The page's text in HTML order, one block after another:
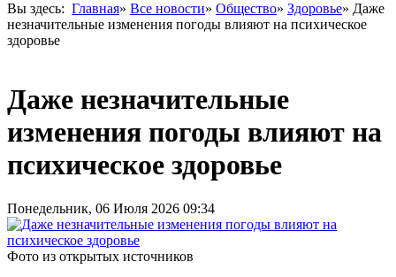
Вы здесь: Главная» Все новости» Общество» Здоровье» Даже
незначительные изменения погоды влияют на психическое
здоровье
Даже незначительные
изменения погоды влияют на
психическое здоровье
Понедельник, 06 Июля 2026 09:34
Фото из открытых источников